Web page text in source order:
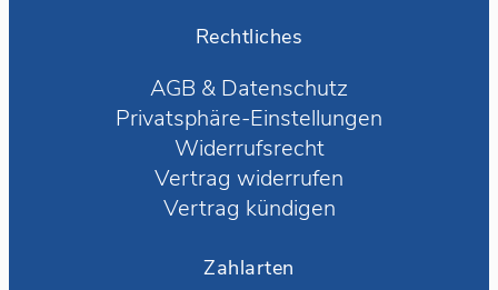
Rechtliches
AGB & Datenschutz
Privatsphäre-Einstellungen
Widerrufsrecht
Vertrag widerrufen
Vertrag kündigen
Zahlarten